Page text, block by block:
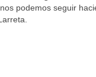
podemos seguir